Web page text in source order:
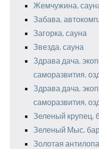
Жемчужина,
Забава,
Загорка, сауна
Звезда, сауна
Здрава дача,
саморазвития,
Здрава дача,
саморазвития,
Зеленый крупец,
Зеленый Мыс,
Золотая